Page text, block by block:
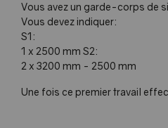
Vous avez un garde-corps de
Vous devez indiquer:
S1:
1 x 2500 mm S2:
2 x 3200 mm - 2500 mm
Une fois ce premier travail